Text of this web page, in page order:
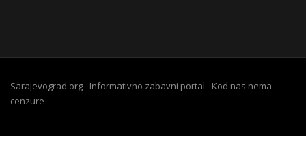
Sarajevograd.org - Informativno zabavni portal - Kod nas nema
cenzure